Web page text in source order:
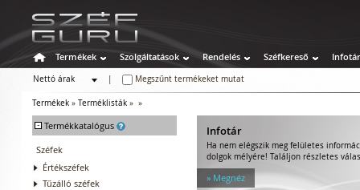
Termékek Szolgáltatások Rendelés Széfkereső Infotár
Nettó árak
Megszűnt termékeket mutat
Termékek » Terméklisták » »
- Termékkatalógus
Széfek
Értékszéfek
Tűzálló széfek
Infotár
Ha nem elégszik meg felületes
dolgok mélyére! Találjon részletes
» Megnéz